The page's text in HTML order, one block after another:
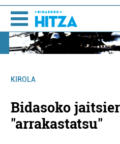
KIROLA
Bidasoko
"arrakastatsu"